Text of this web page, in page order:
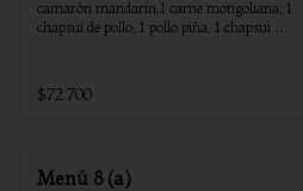
camarón mandarín,1 carne mongoliana, 1
chapsui de pollo, 1 pollo piña, 1 chapsui
$72.700
Menú 8 (a)